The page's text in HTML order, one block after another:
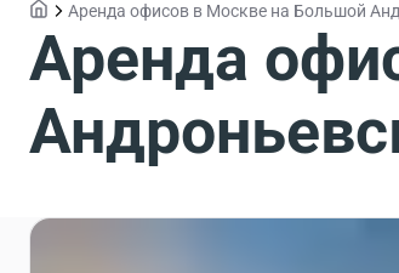
Аренда офисов в Москве на Большой
Аренда